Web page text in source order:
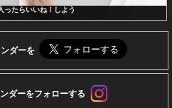
ったらいいね！しよう
ダーを
ダーをフォローする